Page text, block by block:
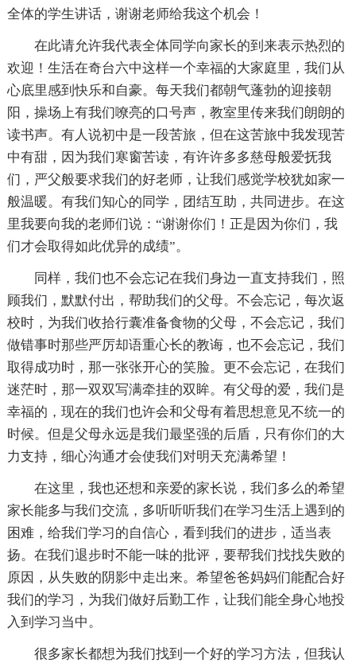
全体的学生讲话，谢谢老师给我这个机会！
在此请允许我代表全体同学向家长的到来表示热烈的
欢迎！生活在奇台六中这样一个幸福的大家庭里，我们从
心底里感到快乐和自豪。每天我们都朝气蓬勃的迎接朝
阳，操场上有我们嘹亮的口号声，教室里传来我们朗朗的
读书声。有人说初中是一段苦旅，但在这苦旅中我发现苦
中有甜，因为我们寒窗苦读，有许许多多慈母般爱抚我
们，严父般要求我们的好老师，让我们感觉学校犹如家一
般温暖。有我们知心的同学，团结互助，共同进步。在这
里我要向我的老师们说：“谢谢你们！正是因为你们，我
们才会取得如此优异的成绩”。
同样，我们也不会忘记在我们身边一直支持我们，照
顾我们，默默付出，帮助我们的父母。不会忘记，每次返
校时，为我们收拾行囊准备食物的父母，不会忘记，我们
做错事时那些严厉却语重心长的教诲，也不会忘记，我们
取得成功时，那一张张开心的笑脸。更不会忘记，在我们
迷茫时，那一双双写满牵挂的双眸。有父母的爱，我们是
幸福的，现在的我们也许会和父母有着思想意见不统一的
时候。但是父母永远是我们最坚强的后盾，只有你们的大
力支持，细心沟通才会使我们对明天充满希望！
在这里，我也还想和亲爱的家长说，我们多么的希望
家长能多与我们交流，多听听听我们在学习生活上遇到的
困难，给我们学习的自信心，看到我们的进步，适当表
扬。在我们退步时不能一味的批评，要帮我们找找失败的
原因，从失败的阴影中走出来。希望爸爸妈妈们能配合好
我们的学习，为我们做好后勤工作，让我们能全身心地投
入到学习当中。
很多家长都想为我们找到一个好的学习方法，但我认